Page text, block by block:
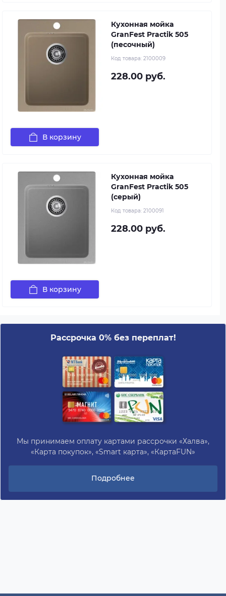
Кухонная мойка
GranFest Practik 505
(песочный)
Код товара: 2100009
228.00 руб.
В корзину
Кухонная мойка
GranFest Practik 505
(серый)
Код товара: 2100091
228.00 руб.
В корзину
Рассрочка 0% без переплат!
Мы принимаем оплату картами рассрочки «Халва»,
«Карта покупок», «Smart карта», «КартаFUN»
Подробнее